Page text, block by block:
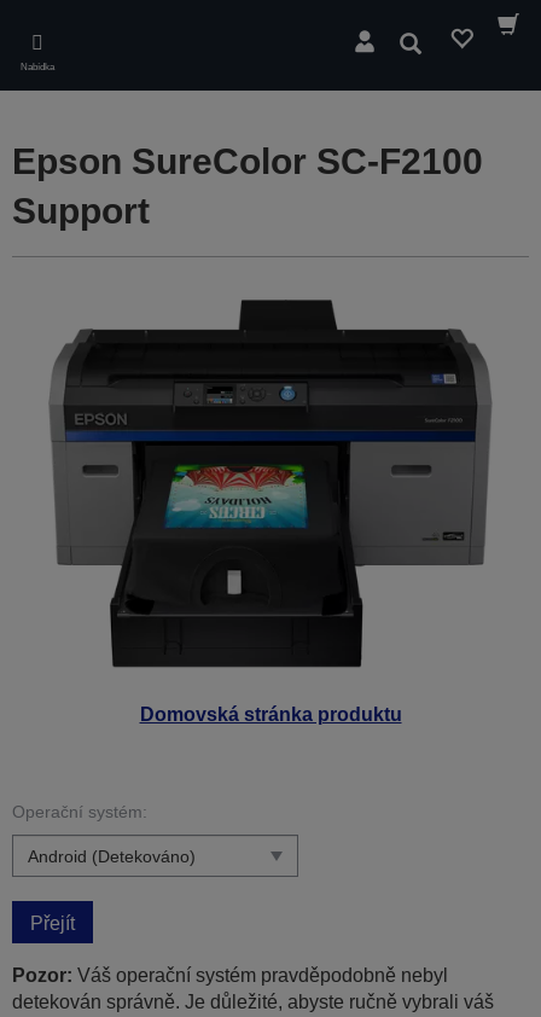
main
content
Nabídka
Hledat
Domovská stránka produktu
Epson SureColor SC-F2100
Support
Operační systém:
Přejít
Pozor: Váš operační systém pravděpodobně nebyl
detekován správně. Je důležité, abyste ručně vybrali váš